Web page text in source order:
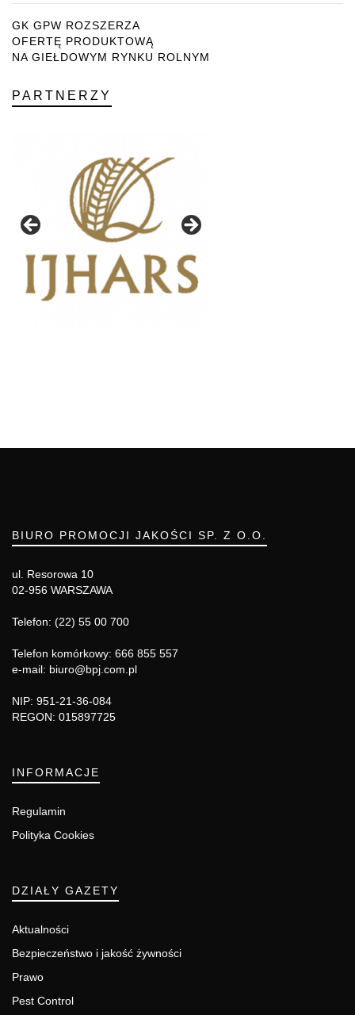
GK GPW ROZSZERZA
OFERTĘ PRODUKTOWĄ
NA GIEŁDOWYM RYNKU ROLNYM
PARTNERZY
BIURO PROMOCJI JAKOŚCI SP. Z O.O.
ul. Resorowa 10
02-956 WARSZAWA
Telefon: (22) 55 00 700
Telefon komórkowy: 666 855 557
e-mail: biuro@bpj.com.pl
NIP: 951-21-36-084
REGON: 015897725
INFORMACJE
Regulamin
Polityka Cookies
DZIAŁY GAZETY
Aktualności
Bezpieczeństwo i jakość żywności
Prawo
Pest Control